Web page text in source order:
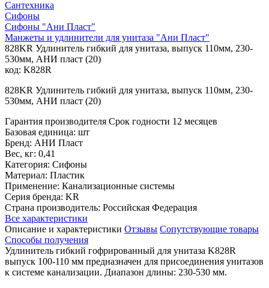
Сантехника
Сифоны
Сифоны "Ани Пласт"
Манжеты и удлинители для унитаза "Ани Пласт"
828KR Удлинитель гибкий для унитаза, выпуск 110мм, 230-
530мм, АНИ пласт (20)
код: K828R
828KR Удлинитель гибкий для унитаза, выпуск 110мм, 230-
530мм, АНИ пласт (20)
Гарантия производителя Срок годности 12 месяцев
Базовая единица: шт
Бренд: АНИ Пласт
Вес, кг: 0,41
Категория: Сифоны
Материал: Пластик
Применение: Канализационные системы
Серия бренда: KR
Страна производитель: Российская Федерация
Все характеристики
Описание и характеристики Отзывы Сопутствующие товары
Способы получения
Удлинитель гибкий гофрированный для унитаза K828R
выпуск 100-110 мм предназначен для присоединения унитазов
к системе канализации. Диапазон длины: 230-530 мм.